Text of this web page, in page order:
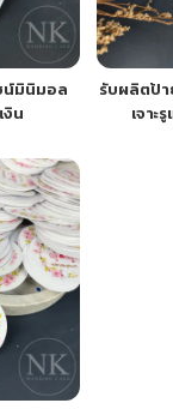
น์มินิมอล
งิน
รับผลิตป้
เจาะ